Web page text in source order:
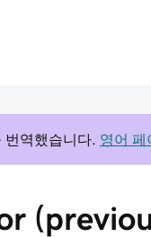
역했습니다. 영어 페